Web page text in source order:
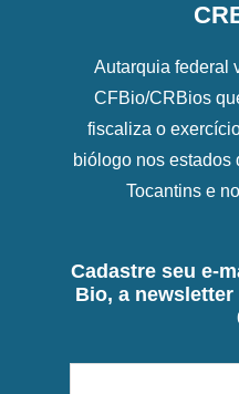
Autarquia federal
CFBio/CRBios
fiscaliza o
biólogo nos estados
Tocantins e
Cadastre seu e-
Bio, a